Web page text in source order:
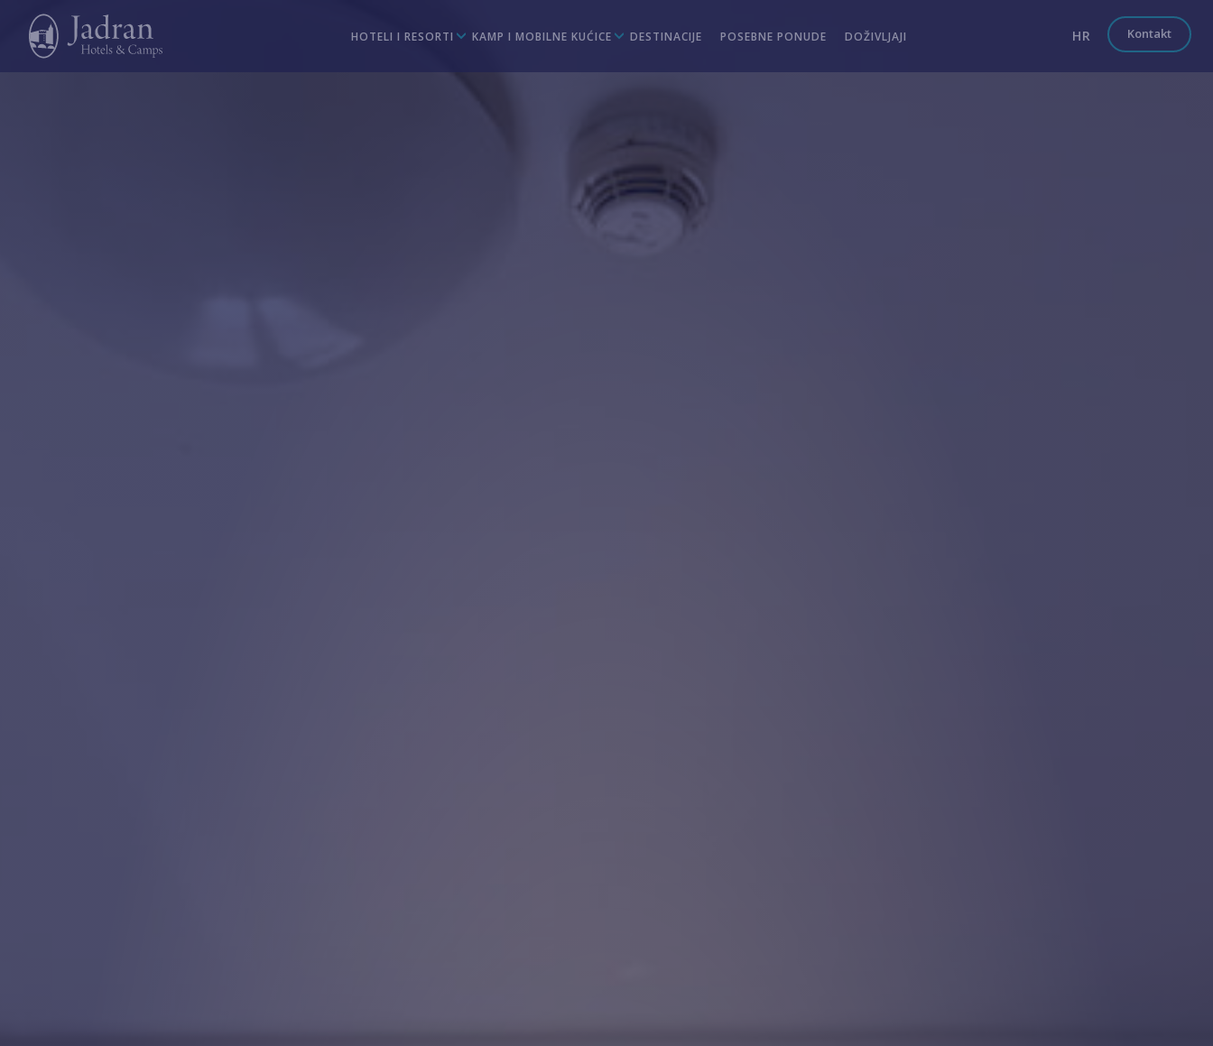
HOTELI I RESORTI KAMP I MOBILNE KUĆICE DESTINACIJE POSEBNE PONUDE DOŽIVLJAJI HR Kontakt